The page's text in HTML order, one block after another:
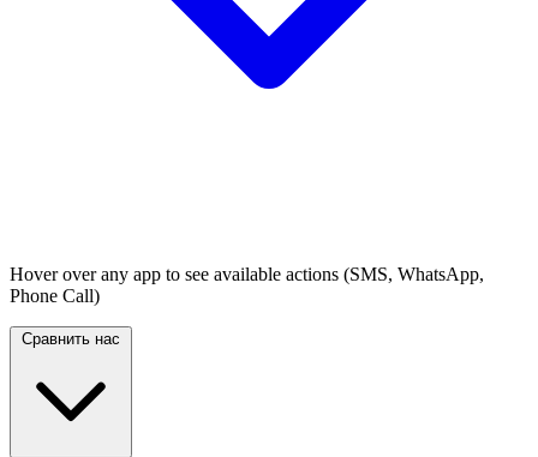
Hover over any app to see available actions (SMS, WhatsApp,
Phone Call)